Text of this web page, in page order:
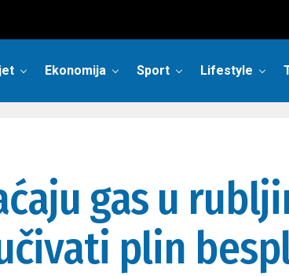
Ekonomija Sport Lifestyle
gas u
plin